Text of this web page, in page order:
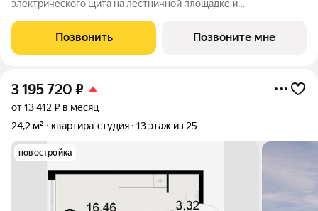
электрического щита на лестничной площадке и
стен, кроме стен лоджий, откосов дверных и оконных
проемов, ниш прохождения стояков
Позвонить Позвоните мне
3 195 720 ₽
от 13 412 ₽ в месяц
24,2 м²
квартира-студия 13 этаж из 25
новостройка